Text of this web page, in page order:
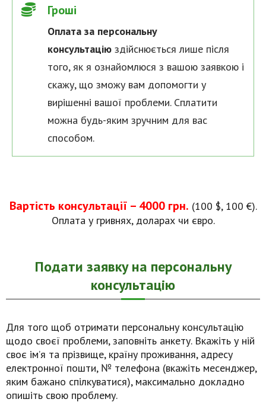
Гроші
Оплата за персональну
консультацію здійснюється лише після
того, як я ознайомлюся з вашою заявкою і
скажу, що зможу вам допомогти у
вирішенні вашої проблеми. Сплатити
можна будь-яким зручним для вас
способом.
Вартість консультації – 4000 грн. (100 $, 100 €).
Оплата у гривнях, доларах чи євро.
Подати заявку на персональну
консультацію
Для того щоб отримати персональну консультацію
щодо своєї проблеми, заповніть анкету. Вкажіть у ній
своє ім’я та прізвище, країну проживання, адресу
електронної пошти, № телефона (вкажіть месенджер,
яким бажано спілкуватися), максимально докладно
опишіть свою проблему.